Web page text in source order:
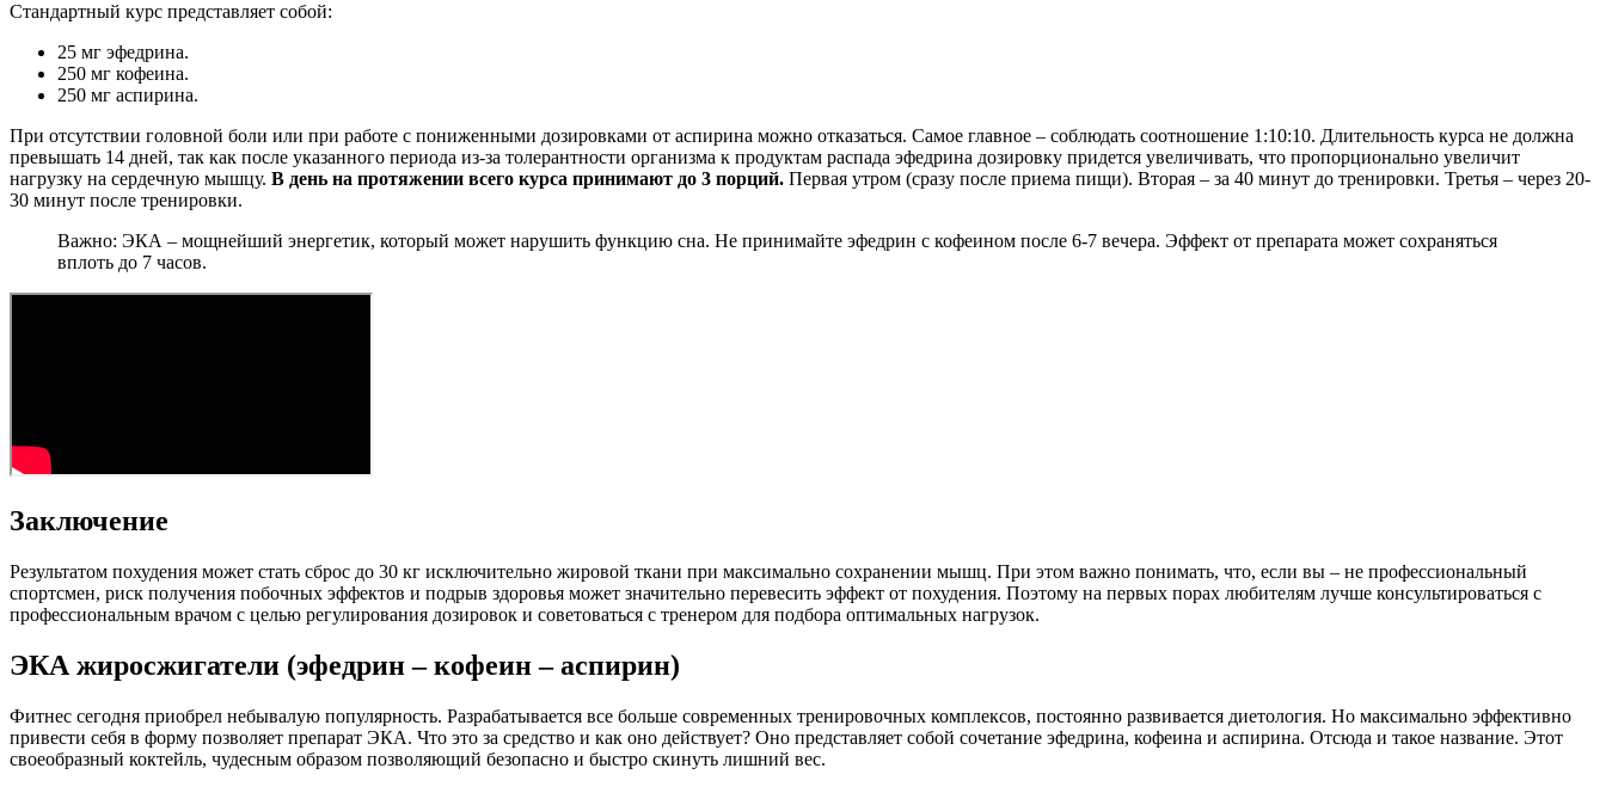
Стандартный курс представляет собой:
25 мг эфедрина.
250 мг кофеина.
250 мг аспирина.
При отсутствии головной боли или при работе с пониженными дозировками от аспирина можно отказаться. Самое главное – соблюдать соотношение 1:10:10. Длительность курса не должна
превышать 14 дней, так как после указанного периода из-за толерантности организма к продуктам распада эфедрина дозировку придется увеличивать, что пропорционально увеличит
нагрузку на сердечную мышцу. В день на протяжении всего курса принимают до 3 порций. Первая утром (сразу после приема пищи). Вторая – за 40 минут до тренировки. Третья – через 20-
30 минут после тренировки.
Важно: ЭКА – мощнейший энергетик, который может нарушить функцию сна. Не принимайте эфедрин с кофеином после 6-7 вечера. Эффект от препарата может сохраняться
вплоть до 7 часов.
Заключение
Результатом похудения может стать сброс до 30 кг исключительно жировой ткани при максимально сохранении мышц. При этом важно понимать, что, если вы – не профессиональный
спортсмен, риск получения побочных эффектов и подрыв здоровья может значительно перевесить эффект от похудения. Поэтому на первых порах любителям лучше консультироваться с
профессиональным врачом с целью регулирования дозировок и советоваться с тренером для подбора оптимальных нагрузок.
ЭКА жиросжигатели (эфедрин – кофеин – аспирин)
Фитнес сегодня приобрел небывалую популярность. Разрабатывается все больше современных тренировочных комплексов, постоянно развивается диетология. Но максимально эффективно
привести себя в форму позволяет препарат ЭКА. Что это за средство и как оно действует? Оно представляет собой сочетание эфедрина, кофеина и аспирина. Отсюда и такое название. Этот
своеобразный коктейль, чудесным образом позволяющий безопасно и быстро скинуть лишний вес.